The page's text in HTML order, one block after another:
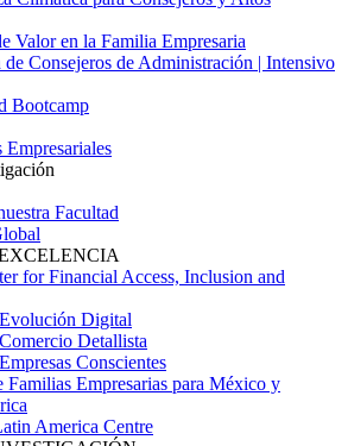
Valor en la Familia Empresaria
de Consejeros de Administración | Intensivo
Bootcamp
Empresariales
Facultad
for Financial Access, Inclusion and
Digital
Detallista
Conscientes
Familias Empresarias para México y
America Centre